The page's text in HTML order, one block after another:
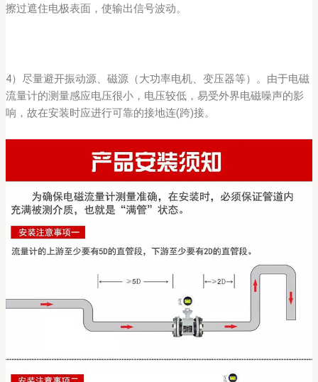
擦过遮住电极表面，使输出信号波动。
4）尽量避开振动源、磁源（大功率电机、变压器等）。由于电磁
流量计的测量感应电压很小，电压较低，易受外界电磁噪声的影
响，故在安装时应进行可靠的接地连(跨)接。